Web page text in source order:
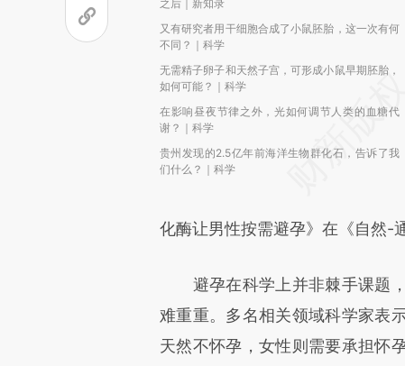
之后｜新知录
又有研究者用干细胞合成了小鼠胚胎，这一次有何
不同？｜科学
无需精子卵子和天然子宫，可形成小鼠早期胚胎，
如何可能？｜科学
在影响昼夜节律之外，光如何调节人类的血糖代
谢？｜科学
贵州发现的2.5亿年前海洋生物群化石，告诉了我
们什么？｜科学
化酶让男性按需避孕》在《自然-
避孕在科学上并非棘手课题，
难重重。多名相关领域科学家表
天然不怀孕，女性则需要承担怀